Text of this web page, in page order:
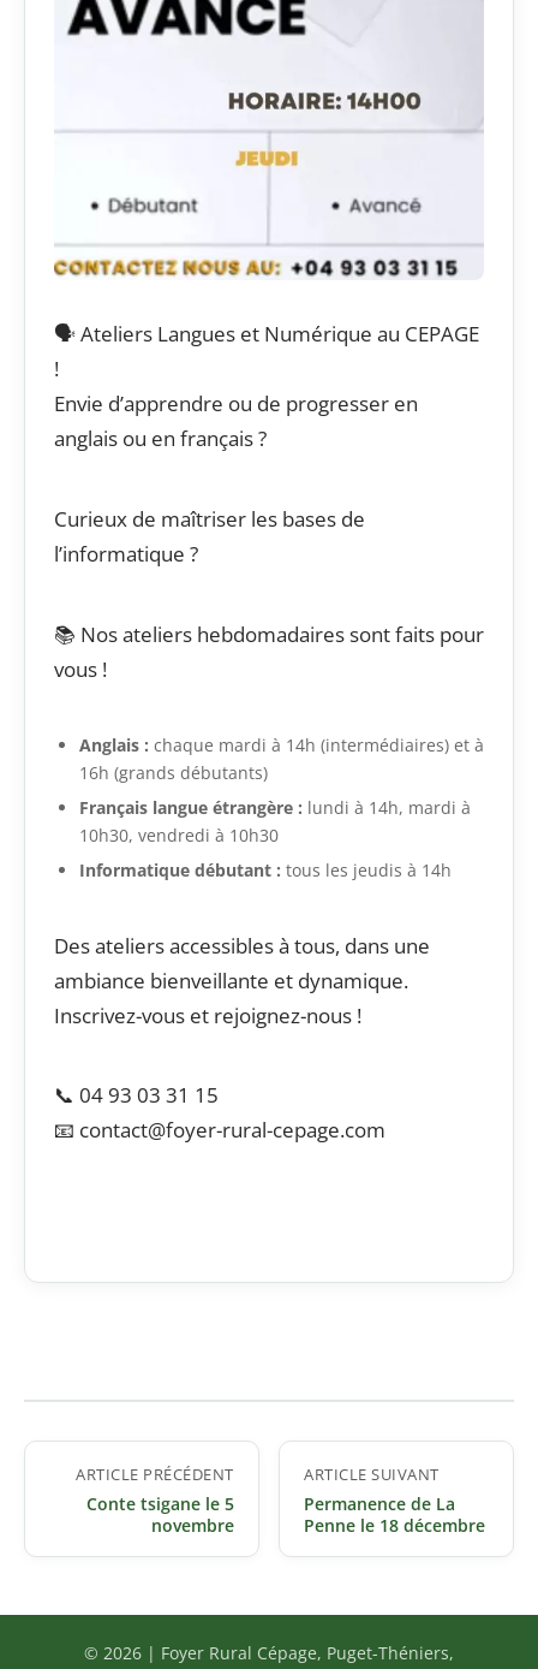
🗣️ Ateliers Langues et Numérique au CEPAGE
!
Envie d’apprendre ou de progresser en
anglais ou en français ?
Curieux de maîtriser les bases de
l’informatique ?
📚 Nos ateliers hebdomadaires sont faits pour
vous !
Anglais : chaque mardi à 14h (intermédiaires) et à
16h (grands débutants)
Français langue étrangère : lundi à 14h, mardi à
10h30, vendredi à 10h30
Informatique débutant : tous les jeudis à 14h
Des ateliers accessibles à tous, dans une
ambiance bienveillante et dynamique.
Inscrivez-vous et rejoignez-nous !
📞 04 93 03 31 15
📧 contact@foyer-rural-cepage.com
Navigation
l’article
ARTICLE PRÉCÉDENT
Conte tsigane le 5
novembre
ARTICLE SUIVANT
Permanence de La
Penne le 18 décembre
© 2026 | Foyer Rural Cépage, Puget-Théniers,